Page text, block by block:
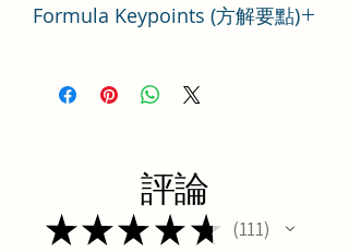
Formula Keypoints (方解要點)
評論
★★★★★ 111
111